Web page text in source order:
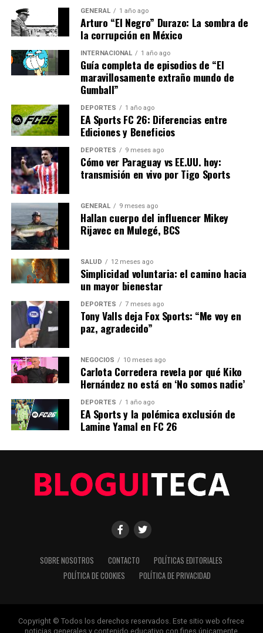
En el futuro, España podría explorar la integración de
tecnologías emergentes como la inteligencia artificial y
eficiencia de sus sistemas solares. Estas innovaciones
podrían maximizar la producción de energía y reducir el
desperdicio, contribuyendo aún más a la sostenibilidad
del país.
En conclusión, el ambicioso plan de España para
paso significativo hacia un futuro más sostenible y
próspero. Con el apoyo continuo del gobierno y la
colaboración internacional, España está bien
renovables en Europa.
NOTICIAS RELACIONADAS:
SIGUIENTE
Avance en la Ciencia: Nuevo Descubrimiento Genético
Revoluciona la Medicina
ANTERIOR
Predio del Refugio Franciscano sin interés
gubernamental
Editorial
Nuestro equipo editorial no solo informa las noticias: las vive.
Con años de experiencia en primera línea, buscamos los
hechos, los verificamos con rigor y contamos las historias que
la tecnología con un análisis preciso y profundo. Cuando los
titulares cambian cada minuto, puedes contar con nosotros
para abrirnos paso entre el ruido y ofrecerte claridad en
GENERAL 1 año ago
Arturo “El Negro” Durazo: La sombra de
la corrupción en México
INTERNACIONAL 1 año ago
Guía completa de episodios de “El
maravillosamente extraño mundo de
Gumball”
DEPORTES 1 año ago
EA Sports FC 26: Diferencias entre
Ediciones y Beneficios
DEPORTES 9 meses ago
Cómo ver Paraguay vs EE.UU. hoy:
transmisión en vivo por Tigo Sports
GENERAL 9 meses ago
Hallan cuerpo del influencer Mikey
Rijavec en Mulegé, BCS
SALUD 12 meses ago
Simplicidad voluntaria: el camino hacia
un mayor bienestar
DEPORTES 7 meses ago
Tony Valls deja Fox Sports: “Me voy en
paz, agradecido”
NEGOCIOS 10 meses ago
Carlota Corredera revela por qué Kiko
Hernández no está en ‘No somos nadie’
DEPORTES 1 año ago
EA Sports y la polémica exclusión de
Lamine Yamal en FC 26
SOBRE NOSOTROS CONTACTO
POLÍTICAS EDITORIALES
POLÍTICA DE COOKIES
POLÍTICA DE PRIVACIDAD
Copyright © Todos los derechos reservados. Este sitio web ofrece
noticias generales y contenido educativo con fines únicamente